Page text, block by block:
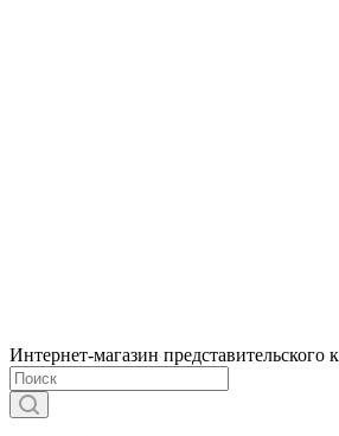
Интернет-магазин представительского